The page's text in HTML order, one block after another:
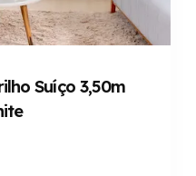
Suíço 3,50m